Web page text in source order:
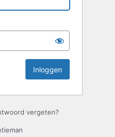
vergeten?